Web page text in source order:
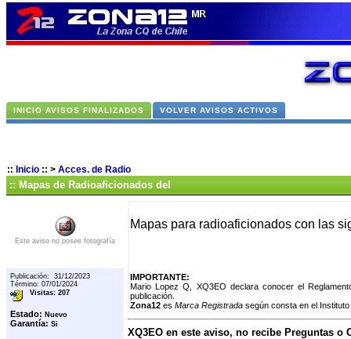
INICIO AVISOS FINALIZADOS VOLVER AVISOS ACTIVOS
:: Inicio :: > Acces. de Radio
:: Mapas de Radioaficionados del
Este aviso no posee fotografía
Publicación: 31/12/2023
Término: 07/01/2024
Visitas: 207
Estado: Nuevo
Garantía: Si
Mapas para radioaficionados con las
IMPORTANTE:
Mario Lopez Q, XQ3EO declara conocer el
publicación.
Zona12 es Marca Registrada según consta en el
XQ3EO en este aviso, no recibe Preguntas o